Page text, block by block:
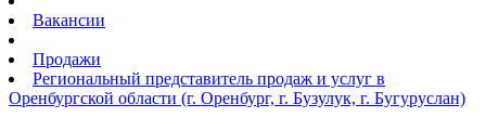
Вакансии
Продажи
Региональный представитель продаж и услуг в
Оренбургской области (г. Оренбург, г. Бузулук, г. Бугуруслан)